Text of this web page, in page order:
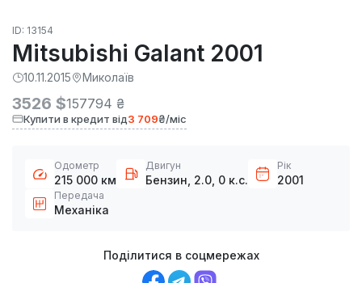
ID: 13154
Mitsubishi Galant 2001
10.11.2015 Миколаїв
3526 $157794 ₴
Купити в кредит від3 709₴/міс
Одометр
215 000 км
Двигун
Бензин, 2.0, 0 к.с.
Рік
2001
Передача
Механіка
Поділитися в соцмережах